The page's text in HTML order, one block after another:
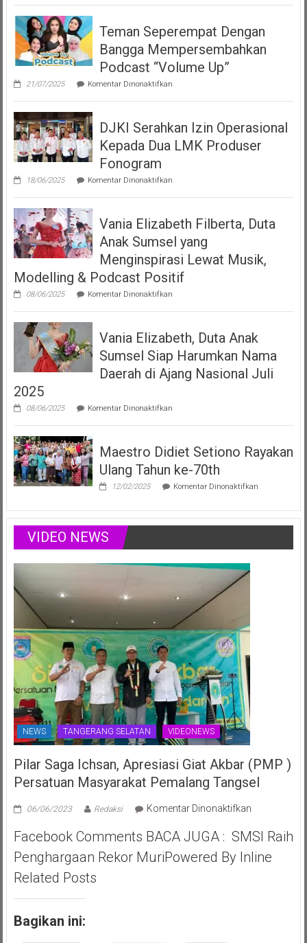
Teman Seperempat Dengan
Bangga Mempersembahkan
Podcast “Volume Up”
21/07/2025 Komentar Dinonaktifkanpada
Seperempat
Bangga
Mempersembahkan
Podcast
DJKI Serahkan Izin Operasional
Kepada Dua LMK Produser
Fonogram
18/06/2025 Komentar Dinonaktifkanpada
Serahkan
Operasional
Kepada
Dua
LMK
Produser
Fonogram
Vania Elizabeth Filberta, Duta
Anak Sumsel yang
Menginspirasi Lewat Musik,
Modelling & Podcast Positif
08/06/2025 Komentar Dinonaktifkanpada
Elizabeth
Duta
Anak
Sumsel
Menginspirasi
Modelling
Positif
Vania Elizabeth, Duta Anak
Sumsel Siap Harumkan Nama
Daerah di Ajang Nasional Juli
2025
08/06/2025 Komentar Dinonaktifkanpada
Elizabeth,
Anak
Sumsel
Siap
Harumkan
Ajang
Juli
Maestro Didiet Setiono Rayakan
Ulang Tahun ke-70th
12/02/2025 Komentar Dinonaktifkanpada
Setiono
Rayakan
Tahun
VIDEO NEWS
NEWS TANGERANG SELATAN VIDEONEWS
Pilar Saga Ichsan, Apresiasi Giat Akbar (PMP )
Persatuan Masyarakat Pemalang Tangsel
06/06/2023 Redaksi Komentar Dinonaktifkanpada
Saga
Ichsan,
Apresiasi
Facebook Comments BACA JUGA : SMSI Raih
Penghargaan Rekor MuriPowered By Inline
Related Posts
Bagikan ini: